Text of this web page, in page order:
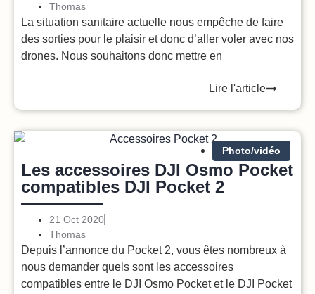
Thomas
La situation sanitaire actuelle nous empêche de faire
des sorties pour le plaisir et donc d’aller voler avec nos
drones. Nous souhaitons donc mettre en
Lire l'article
Photo/vidéo
Les accessoires DJI Osmo Pocket
compatibles DJI Pocket 2
21 Oct 2020
Thomas
Depuis l’annonce du Pocket 2, vous êtes nombreux à
nous demander quels sont les accessoires
compatibles entre le DJI Osmo Pocket et le DJI Pocket